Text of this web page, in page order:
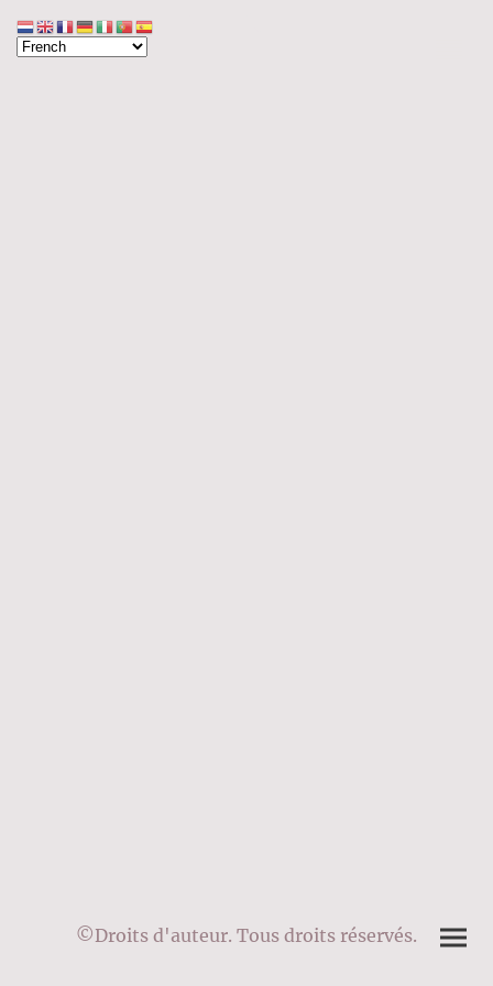
©Droits d'auteur. Tous droits réservés.